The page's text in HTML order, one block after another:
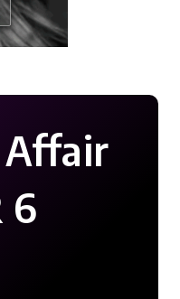
Affair
6